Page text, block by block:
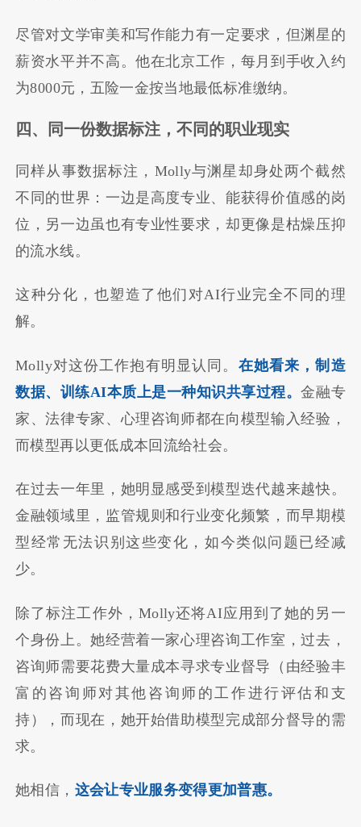
尽管对文学审美和写作能力有一定要求，但渊星的
薪资水平并不高。他在北京工作，每月到手收入约
为8000元，五险一金按当地最低标准缴纳。
四、同一份数据标注，不同的职业现实
同样从事数据标注，Molly与渊星却身处两个截然
不同的世界：一边是高度专业、能获得价值感的岗
位，另一边虽也有专业性要求，却更像是枯燥压抑
的流水线。
这种分化，也塑造了他们对AI行业完全不同的理
解。
Molly对这份工作抱有明显认同。 在她看来，制造
数据、训练AI本质上是一种知识共享过程。金融专
家、法律专家、心理咨询师都在向模型输入经验，
而模型再以更低成本回流给社会。
在过去一年里，她明显感受到模型迭代越来越快。
金融领域里，监管规则和行业变化频繁，而早期模
型经常无法识别这些变化，如今类似问题已经减
少。
除了标注工作外，Molly还将AI应用到了她的另一
个身份上。她经营着一家心理咨询工作室，过去，
咨询师需要花费大量成本寻求专业督导（由经验丰
富的咨询师对其他咨询师的工作进行评估和支
持），而现在，她开始借助模型完成部分督导的需
求。
她相信， 这会让专业服务变得更加普惠。